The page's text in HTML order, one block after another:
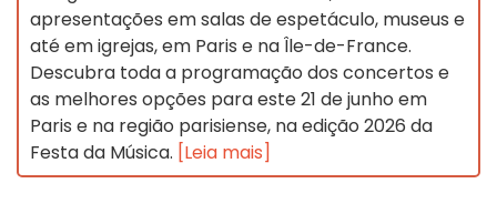
apresentações em salas de espetáculo, museus e
até em igrejas, em Paris e na Île-de-France.
Descubra toda a programação dos concertos e
as melhores opções para este 21 de junho em
Paris e na região parisiense, na edição 2026 da
Festa da Música. [Leia mais]